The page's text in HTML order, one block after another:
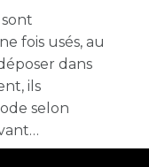
fois usés, au
dans
ils
selon